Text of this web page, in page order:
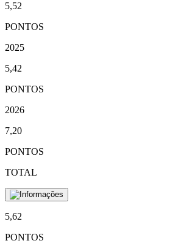
5,52
PONTOS
2025
5,42
PONTOS
2026
7,20
PONTOS
TOTAL
5,62
PONTOS